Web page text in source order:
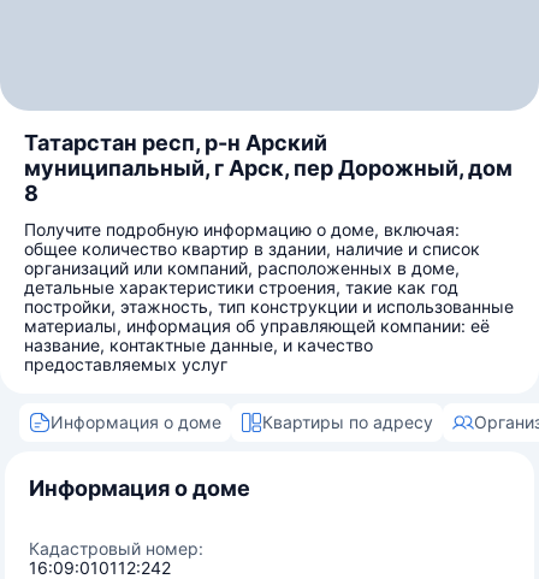
Татарстан респ, р-н Арский
муниципальный, г Арск, пер Дорожный, дом
8
Получите подробную информацию о доме, включая:
общее количество квартир в здании, наличие и список
организаций или компаний, расположенных в доме,
детальные характеристики строения, такие как год
постройки, этажность, тип конструкции и использованные
материалы, информация об управляющей компании: её
название, контактные данные, и качество
предоставляемых услуг
Информация о доме Квартиры по адресу
Информация о доме
Кадастровый номер:
16:09:010112:242